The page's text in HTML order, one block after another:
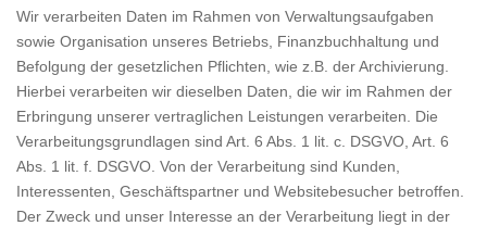
Wir verarbeiten Daten im Rahmen von Verwaltungsaufgaben
sowie Organisation unseres Betriebs, Finanzbuchhaltung und
Befolgung der gesetzlichen Pflichten, wie z.B. der Archivierung.
Hierbei verarbeiten wir dieselben Daten, die wir im Rahmen der
Erbringung unserer vertraglichen Leistungen verarbeiten. Die
Verarbeitungsgrundlagen sind Art. 6 Abs. 1 lit. c. DSGVO, Art. 6
Abs. 1 lit. f. DSGVO. Von der Verarbeitung sind Kunden,
Interessenten, Geschäftspartner und Websitebesucher betroffen.
Der Zweck und unser Interesse an der Verarbeitung liegt in der